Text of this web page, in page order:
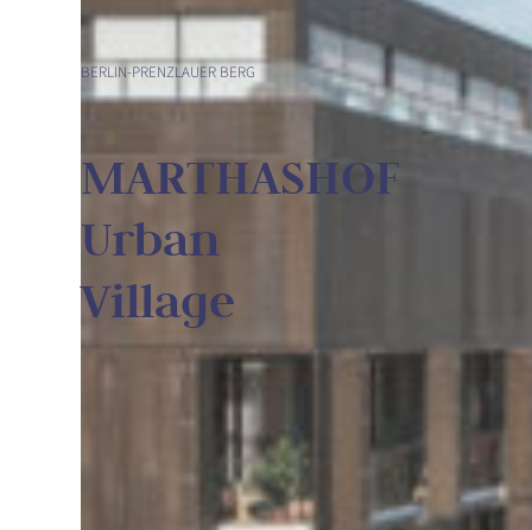
BERLIN-PRENZLAUER BERG
MARTHASHOF
Urban
Village